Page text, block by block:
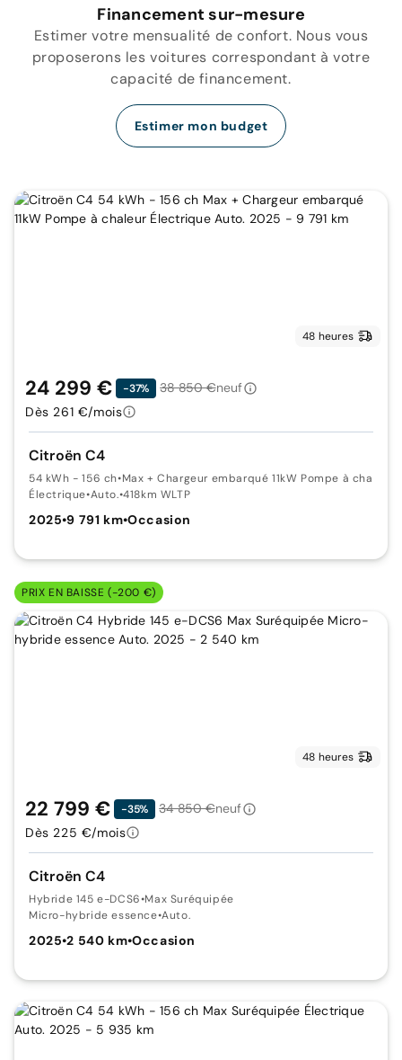
Financement sur-mesure
Estimer votre mensualité de confort. Nous vous
proposerons les voitures correspondant à votre
capacité de financement.
Estimer mon budget
48 heures
Citroën C4
54 kWh - 156 ch•Max + Chargeur embarqué 11kW Pompe à chaleur
Électrique•Auto.•418km WLTP
2025•9 791 km•Occasion
24 299 € -37% 38 850 €neuf
Dès 261 €/mois
PRIX EN BAISSE (-200 €)
48 heures
Citroën C4
Hybride 145 e-DCS6•Max Suréquipée
Micro-hybride essence•Auto.
2025•2 540 km•Occasion
22 799 € -35% 34 850 €neuf
Dès 225 €/mois